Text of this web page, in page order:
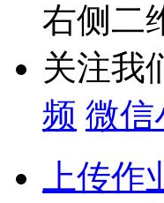
右侧二
关注我
频 微信
上传作